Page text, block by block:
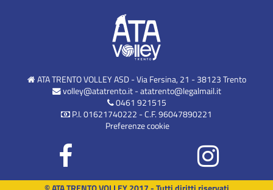
ATA TRENTO VOLLEY ASD - Via Fersina, 21 - 38123 Trento
volley@atatrento.it-atatrento@legalmail.it
0461 921515
P.I. 01621740222 - C.F. 96047890221
Preferenze cookie